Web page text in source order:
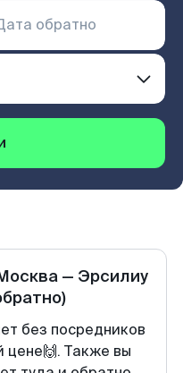
— Эрсилиу
без посредников
цене🙌. Также вы